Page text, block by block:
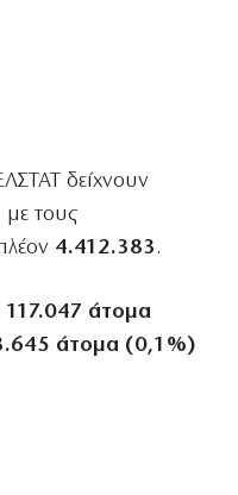
δείχνουν
με τους
4.412.383.
117.047 άτομα
άτομα (0,1%)